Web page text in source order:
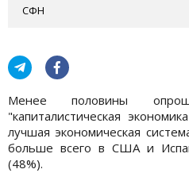
СФН
Менее половины
"капиталистическая
лучшая экономическая
больше всего в США и
(48%).